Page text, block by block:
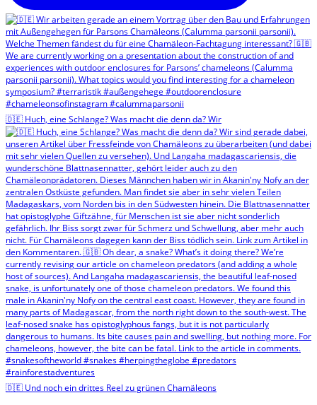
🇩🇪 Huch, eine Schlange? Was macht die denn da? Wir
🇩🇪 Und noch ein drittes Reel zu grünen Chamäleons